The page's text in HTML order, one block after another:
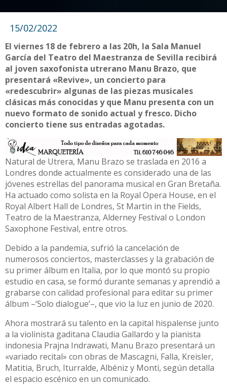
15/02/2022
El viernes 18 de febrero a las 20h, la Sala Manuel
García del Teatro del Maestranza de Sevilla recibirá
al joven saxofonista utrerano Manu Brazo, que
presentará «Revive», un concierto para
«redescubrir» algunas de las piezas musicales
clásicas más conocidas y que Manu presenta con un
nuevo formato de sonido actual y fresco. Dicho
concierto tiene sus entradas agotadas.
Natural de Utrera, Manu Brazo se traslada en 2016 a
Londres donde actualmente es considerado una de las
jóvenes estrellas del panorama musical en Gran Bretaña.
Ha actuado como solista en la Royal Opera House, en el
Royal Albert Hall de Londres, St Martin in the Fields,
Teatro de la Maestranza, Alderney Festival o London
Saxophone Festival, entre otros.
Debido a la pandemia, sufrió la cancelación de
numerosos conciertos, masterclasses y la grabación de
su primer álbum en Italia, por lo que montó su propio
estudio en casa, se formó durante semanas y aprendió a
grabarse con calidad profesional para editar su primer
álbum –‘Solo dialogue’–, que vio la luz en junio de 2020.
Ahora mostrará su talento en la capital hispalense junto
a la violinista gaditana Claudia Gallardo y la pianista
indonesia Prajna Indrawati, Manu Brazo presentará un
«variado recital» con obras de Mascagni, Falla, Kreisler,
Matitia, Bruch, Iturralde, Albéniz y Monti, según detalla
el espacio escénico en un comunicado.